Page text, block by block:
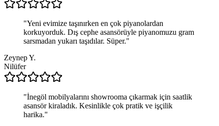
"Yeni evimize taşınırken en çok piyanolardan
korkuyorduk. Dış cephe asansörüyle piyanomuzu gram
sarsmadan yukarı taşıdılar. Süper."
Zeynep Y.
Nilüfer
"İnegöl mobilyalarını showrooma çıkarmak için saatlik
asansör kiraladık. Kesinlikle çok pratik ve işçilik
harika."